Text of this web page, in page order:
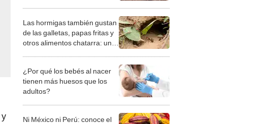
y
Las hormigas también gustan
de las galletas, papas fritas y
otros alimentos chatarra: un
¿Por qué los bebés al nacer
tienen más huesos que los
adultos?
Ni México ni Perú: conoce el